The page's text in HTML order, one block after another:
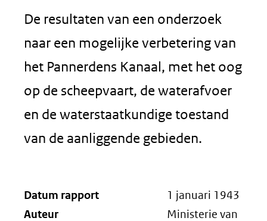
De resultaten van een onderzoek
naar een mogelijke verbetering van
het Pannerdens Kanaal, met het oog
op de scheepvaart, de waterafvoer
en de waterstaatkundige toestand
van de aanliggende gebieden.
Datum rapport
1 januari 1943
Auteur
Ministerie van